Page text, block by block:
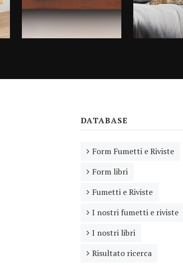
DATABASE
Form Fumetti e Riviste
Form libri
Fumetti e Riviste
I nostri fumetti e riviste
I nostri libri
Risultato ricerca